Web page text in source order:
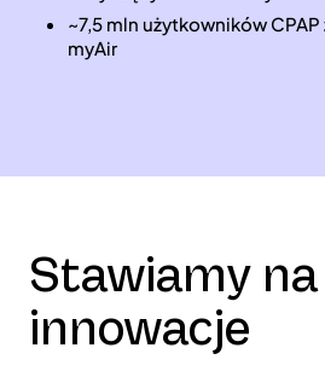
~7,5 mln użytkowników
myAir
Stawiamy na
innowacje